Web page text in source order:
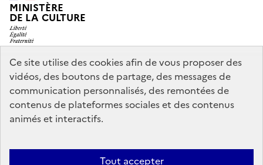
Ce site utilise des cookies afin de vous proposer des
vidéos, des boutons de partage, des messages de
communication personnalisés, des remontées de
contenus de plateformes sociales et des contenus
animés et interactifs.
Tout accepter
MINISTÈRE
DE LA CULTURE
legifrance.gouv.fr
info.gouv.fr
service-public.gouv.fr
data.gouv.fr
Mentions légales